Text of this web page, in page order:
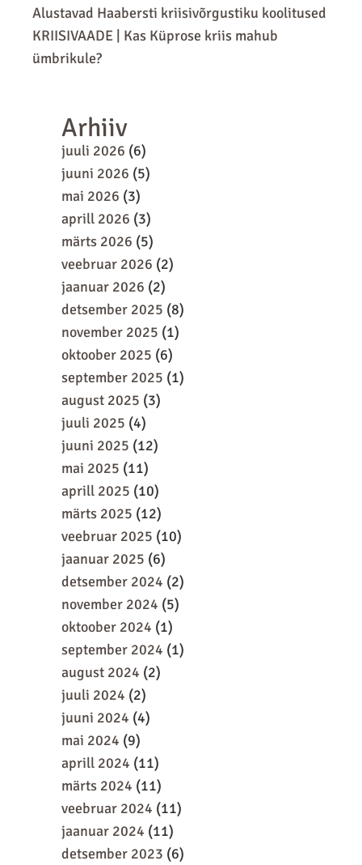
Alustavad Haabersti kriisivõrgustiku koolitused
KRIISIVAADE | Kas Küprose kriis mahub
ümbrikule?
Arhiiv
juuli 2026 (6)
juuni 2026 (5)
mai 2026 (3)
aprill 2026 (3)
märts 2026 (5)
veebruar 2026 (2)
jaanuar 2026 (2)
detsember 2025 (8)
november 2025 (1)
oktoober 2025 (6)
september 2025 (1)
august 2025 (3)
juuli 2025 (4)
juuni 2025 (12)
mai 2025 (11)
aprill 2025 (10)
märts 2025 (12)
veebruar 2025 (10)
jaanuar 2025 (6)
detsember 2024 (2)
november 2024 (5)
oktoober 2024 (1)
september 2024 (1)
august 2024 (2)
juuli 2024 (2)
juuni 2024 (4)
mai 2024 (9)
aprill 2024 (11)
märts 2024 (11)
veebruar 2024 (11)
jaanuar 2024 (11)
detsember 2023 (6)